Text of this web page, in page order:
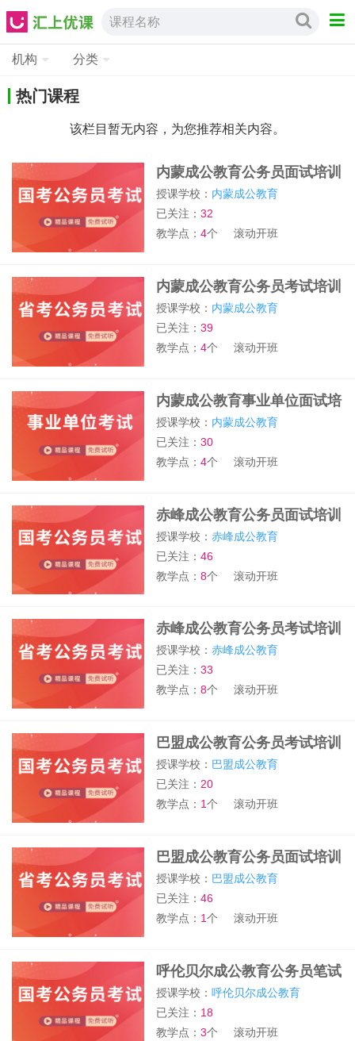
课程名称
机构 分类
热门课程
该栏目暂无内容，为您推荐相关内容。
内蒙成公教育公务员面试培训
授课学校： 内蒙成公教育
已关注：32
教学点：4个 滚动开班
内蒙成公教育公务员考试培训
授课学校： 内蒙成公教育
已关注：39
教学点：4个 滚动开班
内蒙成公教育事业单位面试培
训
授课学校： 内蒙成公教育
已关注：30
教学点：4个 滚动开班
赤峰成公教育公务员面试培训
授课学校：赤峰成公教育
已关注：46
教学点：8个 滚动开班
赤峰成公教育公务员考试培训
授课学校：赤峰成公教育
已关注：33
教学点：8个 滚动开班
巴盟成公教育公务员考试培训
授课学校： 巴盟成公教育
已关注：20
教学点： 1个 滚动开班
巴盟成公教育公务员面试培训
授课学校： 巴盟成公教育
已关注：46
教学点： 1个 滚动开班
呼伦贝尔成公教育公务员笔试
培训班
授课学校：呼伦贝尔成公教育
已关注： 18
教学点：3个 滚动开班